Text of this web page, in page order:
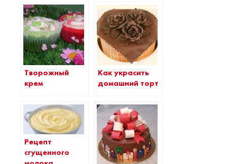
Творожный
крем
Как украсить
домашний торт
Рецепт
сгущенного